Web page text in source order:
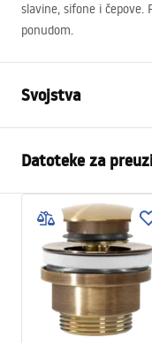
slavine, sifone i čepove.
ponudom.
Svojstva
Materijal
Boja
Završetak
Duljina
Širina
Visina
Datoteke za
Montažne
Basin.pdf
Jamstveni uvjeti